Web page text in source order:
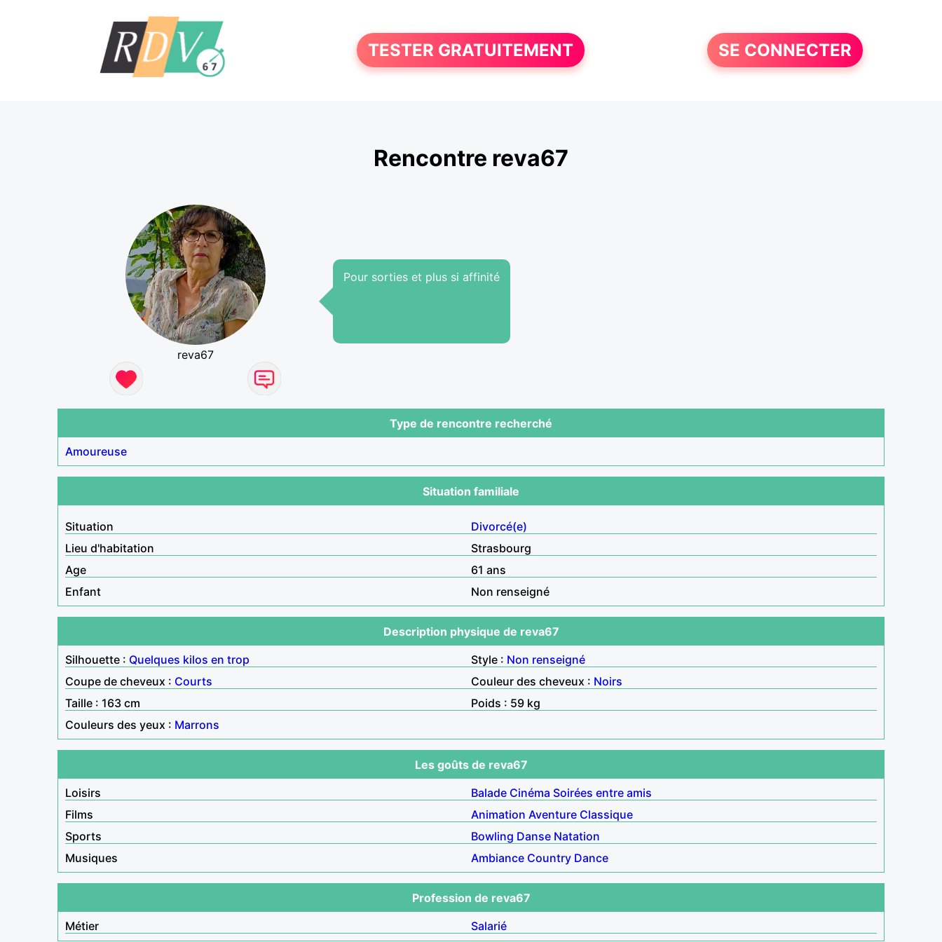
TESTER GRATUITEMENT SE CONNECTER
Rencontre reva67
reva67
Pour sorties et plus si affinité
Type de rencontre recherché
Amoureuse
Situation familiale
Situation
Divorcé(e)
Lieu d'habitation
Strasbourg
Age
61 ans
Enfant
Non renseigné
Description physique de reva67
Silhouette : Quelques kilos en trop Style : Non renseigné
Coupe de cheveux : Courts Couleur des cheveux : Noirs
Taille : 163 cm
Poids : 59 kg
Couleurs des yeux : Marrons
Les goûts de reva67
Loisirs
Balade Cinéma Soirées entre amis
Films
Animation Aventure Classique
Sports
Bowling Danse Natation
Musiques
Ambiance Country Dance
Profession de reva67
Métier
Salarié